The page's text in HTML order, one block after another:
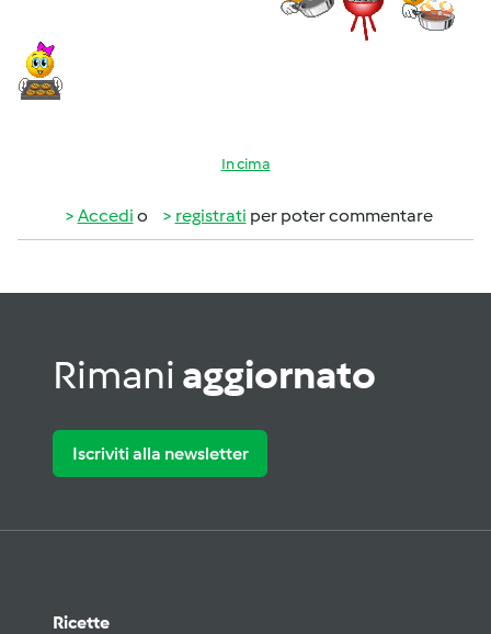
In cima
Accedi o registrati per poter commentare
Rimani aggiornato
Iscriviti alla newsletter
Ricette